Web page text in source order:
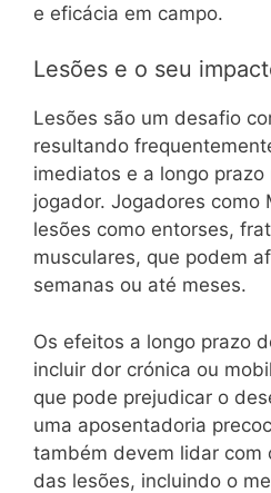
e eficácia em campo.
Lesões e o seu
Lesões são um desafio
resultando
imediatos e a longo
jogador. Jogadores como
lesões como entorses,
musculares, que podem
semanas ou até meses.
Os efeitos a longo prazo
incluir dor crónica ou
que pode prejudicar o
uma aposentadoria
também devem lidar com
das lesões, incluindo o